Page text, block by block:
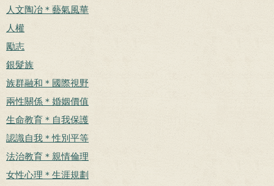
人文陶冶＊藝氣風華
人權
勵志
銀髮族
族群融和＊國際視野
兩性關係＊婚姻價值
生命教育＊自我保護
認識自我＊性別平等
法治教育＊親情倫理
女性心理＊生涯規劃